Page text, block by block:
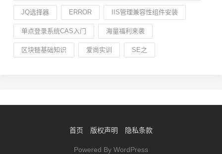
JQ选择器 ERROR IIS管理兼容性组件安装
单点登录系统CAS入门 海量福利来袭
区块链基础知识 爱尚实训 SE之
首页 版权声明 隐私条款
Powered By WordPress